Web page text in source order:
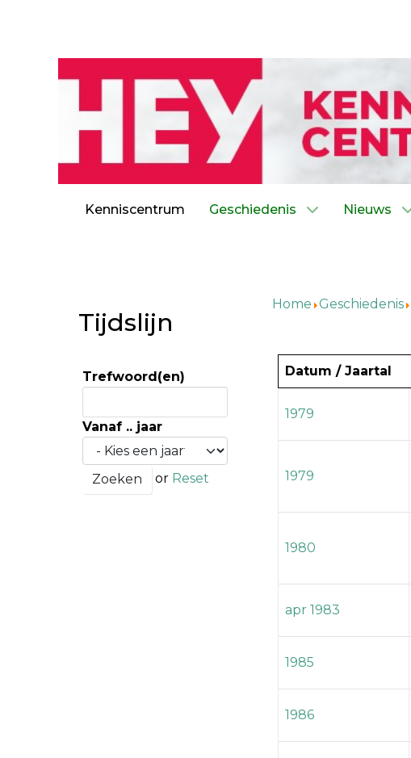
Kenniscentrum Geschiedenis Nieuws
Tijdslijn
Trefwoord(en)
Vanaf .. jaar
or Reset
Home Geschiedenis
Datum / Jaartal
1979
1979
1980
apr 1983
1985
1986